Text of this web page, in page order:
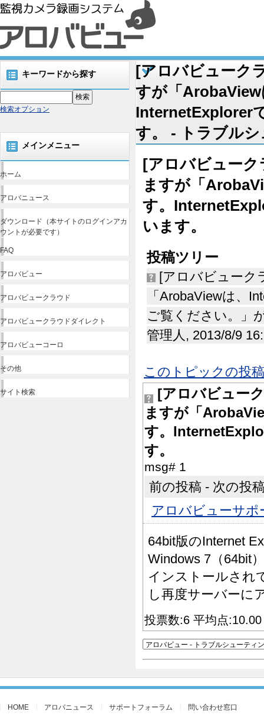
キーワードから探す
検索オプション
メインメニュー
ホーム
アロバニュース
ダウンロード（本サイトのログインアカ
ウントが必要です）
FAQ
アロバビュー
アロバビュークラウド
アロバビュークラウドダイレクト
アロバビューコーロ
その他
サイト検索
[アロバビューク
すが「
InternetExplorer
す。 - トラブル
[アロバビュー
ますが「
す。
います。
投稿ツリー
[アロバビューク
「ArobaViewは、
ご覧ください。」
管理人, 2013/8/9
このトピックの投
[アロバビュー
ますが「
す。
す。
msg# 1
前の投稿 - 次の投
アロバビューサポ
64bit版のInternet
Windows 7（64bit
インストールされ
し再度サーバーに
投票数:6 平均点
HOME アロバニュース サポートフォーラム 問い合わせ窓口